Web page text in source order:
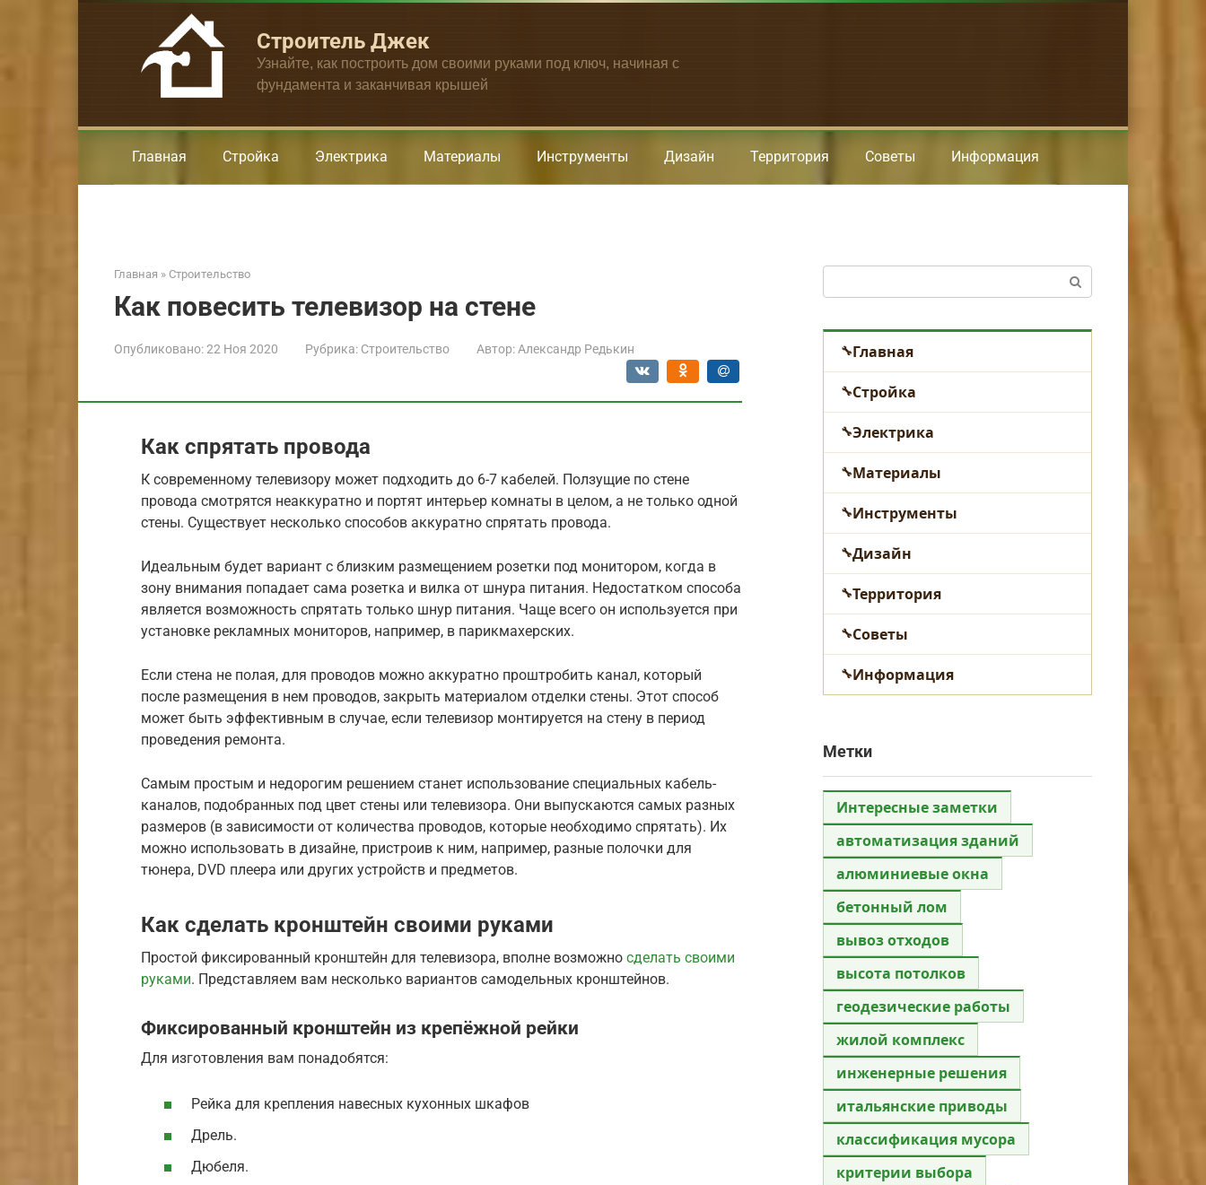
Строитель Джек
Узнайте, как построить дом своими руками под ключ, начиная с
фундамента и заканчивая крышей
Главная Стройка Электрика Материалы Инструменты Дизайн Территория Советы Информация
Главная » Строительство
Как повесить телевизор на стене
Опубликовано:22 Ноя 2020 Рубрика: Строительство Автор: Александр Редькин
Как спрятать провода
К современному телевизору может подходить до 6-7 кабелей. Ползущие по стене
провода смотрятся неаккуратно и портят интерьер комнаты в целом, а не только одной
стены. Существует несколько способов аккуратно спрятать провода.
Идеальным будет вариант с близким размещением розетки под монитором, когда в
зону внимания попадает сама розетка и вилка от шнура питания. Недостатком способа
является возможность спрятать только шнур питания. Чаще всего он используется при
установке рекламных мониторов, например, в парикмахерских.
Если стена не полая, для проводов можно аккуратно проштробить канал, который
после размещения в нем проводов, закрыть материалом отделки стены. Этот способ
может быть эффективным в случае, если телевизор монтируется на стену в период
проведения ремонта.
Самым простым и недорогим решением станет использование специальных кабель-
каналов, подобранных под цвет стены или телевизора. Они выпускаются самых разных
размеров (в зависимости от количества проводов, которые необходимо спрятать). Их
можно использовать в дизайне, пристроив к ним, например, разные полочки для
тюнера, DVD плеера или других устройств и предметов.
Как сделать кронштейн своими руками
Простой фиксированный кронштейн для телевизора, вполне возможно сделать своими
руками. Представляем вам несколько вариантов самодельных кронштейнов.
Фиксированный кронштейн из крепёжной рейки
Для изготовления вам понадобятся:
Рейка для крепления навесных кухонных шкафов
Дрель.
Дюбеля.
Главная
Стройка
Электрика
Материалы
Инструменты
Дизайн
Территория
Советы
Информация
Метки
Интересные заметки
автоматизация зданий
алюминиевые окна
бетонный лом
вывоз отходов
высота потолков
геодезические работы
жилой комплекс
инженерные решения
итальянские приводы
классификация мусора
критерии выбора